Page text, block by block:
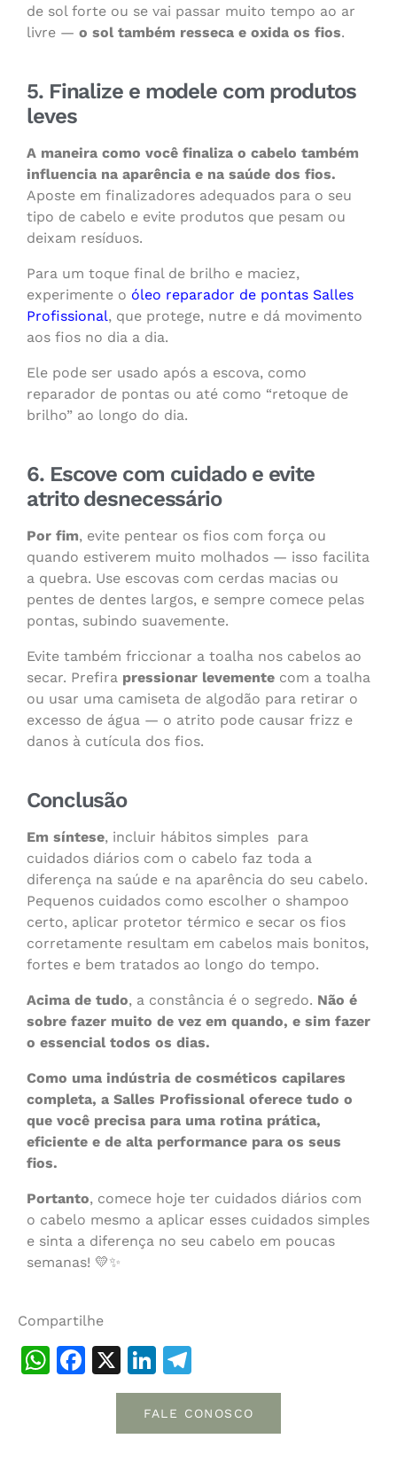
de sol forte ou se vai passar muito tempo ao ar
livre — o sol também resseca e oxida os fios.
5. Finalize e modele com produtos
leves
A maneira como você finaliza o cabelo também
influencia na aparência e na saúde dos fios.
Aposte em finalizadores adequados para o seu
tipo de cabelo e evite produtos que pesam ou
deixam resíduos.
Para um toque final de brilho e maciez,
experimente o óleo reparador de pontas Salles
Profissional, que protege, nutre e dá movimento
aos fios no dia a dia.
Ele pode ser usado após a escova, como
reparador de pontas ou até como “retoque de
brilho” ao longo do dia.
6. Escove com cuidado e evite
atrito desnecessário
Por fim, evite pentear os fios com força ou
quando estiverem muito molhados — isso facilita
a quebra. Use escovas com cerdas macias ou
pentes de dentes largos, e sempre comece pelas
pontas, subindo suavemente.
Evite também friccionar a toalha nos cabelos ao
secar. Prefira pressionar levemente com a toalha
ou usar uma camiseta de algodão para retirar o
excesso de água — o atrito pode causar frizz e
danos à cutícula dos fios.
Conclusão
Em síntese, incluir hábitos simples para
cuidados diários com o cabelo faz toda a
diferença na saúde e na aparência do seu cabelo.
Pequenos cuidados como escolher o shampoo
certo, aplicar protetor térmico e secar os fios
corretamente resultam em cabelos mais bonitos,
fortes e bem tratados ao longo do tempo.
Acima de tudo, a constância é o segredo. Não é
sobre fazer muito de vez em quando, e sim fazer
o essencial todos os dias.
Como uma indústria de cosméticos capilares
completa, a Salles Profissional oferece tudo o
que você precisa para uma rotina prática,
eficiente e de alta performance para os seus
fios.
Portanto, comece hoje ter cuidados diários com
o cabelo mesmo a aplicar esses cuidados simples
e sinta a diferença no seu cabelo em poucas
semanas! 💛✨
Compartilhe
WhatsApp
Facebook
X LinkedIn
FALE CONOSCO